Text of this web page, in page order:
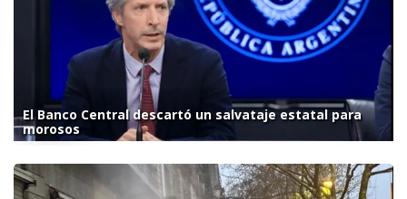
El Banco Central descartó un salvataje estatal para
morosos